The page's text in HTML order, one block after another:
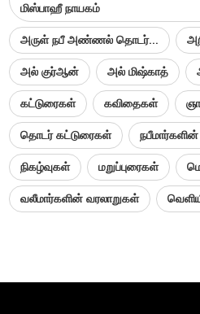
மிஸ்பாஹீ நாயகம்
அருள் நபீ அண்ணல் தொடர்...
அல் குர்ஆன் அல் மிஷ்காத்
கட்டுரைகள் கவிதைகள்
தொடர் கட்டுரைகள்
நிகழ்வுகள் மறுப்புரைகள்
வலீமார்களின் வரலாறுகள்